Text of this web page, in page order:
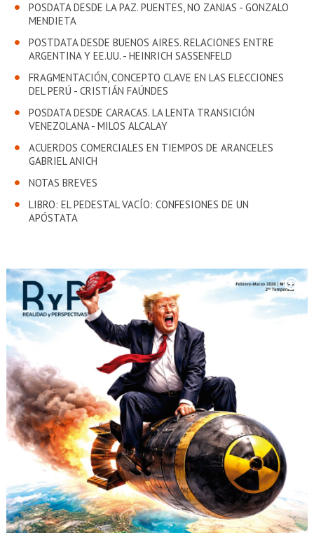
POSDATA DESDE LA PAZ. PUENTES, NO ZANJAS - GONZALO
MENDIETA
POSTDATA DESDE BUENOS AIRES. RELACIONES ENTRE
ARGENTINA Y EE.UU. - HEINRICH SASSENFELD
FRAGMENTACIÓN, CONCEPTO CLAVE EN LAS ELECCIONES
DEL PERÚ - CRISTIÁN FAÚNDES
POSDATA DESDE CARACAS. LA LENTA TRANSICIÓN
VENEZOLANA - MILOS ALCALAY
ACUERDOS COMERCIALES EN TIEMPOS DE ARANCELES
GABRIEL ANICH
NOTAS BREVES
LIBRO: EL PEDESTAL VACÍO: CONFESIONES DE UN
APÓSTATA